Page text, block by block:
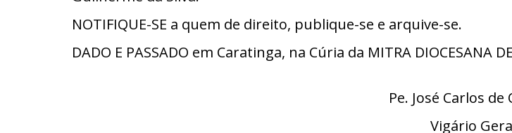
NOTIFIQUE-SE a quem de direito, publique-se e arquive-se.
DADO E PASSADO em Caratinga, na Cúria da MITRA DIOCESANA
Pe. José Carlos de
Vigário